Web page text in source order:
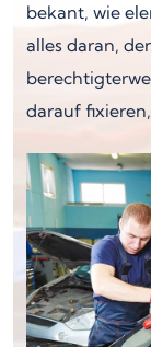
bekant, wie
alles daran,
darauf